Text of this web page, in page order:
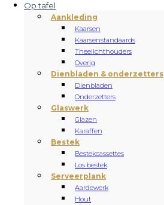
Op tafel
Aankleding
Kaarsen
Kaarsenstandaards
Theelichthouders
Overig
Dienbladen & onderzetters
Dienbladen
Onderzetters
Glaswerk
Glazen
Karaffen
Bestek
Bestekcassettes
Los bestek
Serveerplank
Aardewerk
Hout